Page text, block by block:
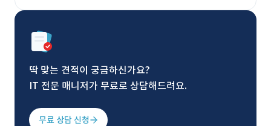
딱 맞는 견적이 궁금하신가요?
IT 전문 매니저가 무료로 상담해드려요.
무료 상담 신청